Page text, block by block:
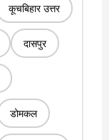
कूचबिहार उत्तर
दासपुर
डोमकल